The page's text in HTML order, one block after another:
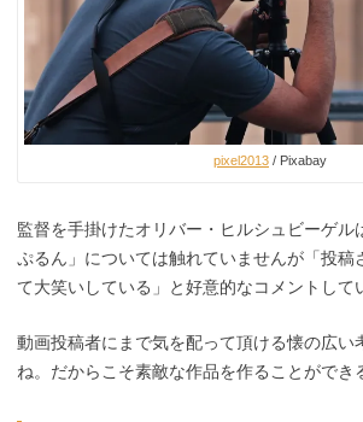
pixel2013 / Pixabay
監督を手掛けたオリバー・ヒルシュビーゲル
ぷるん」については触れていませんが「投稿
て大笑いしている」と好意的なコメントして
動画投稿者にまで気を配って頂ける懐の広い
ね。だからこそ素敵な作品を作ることができ